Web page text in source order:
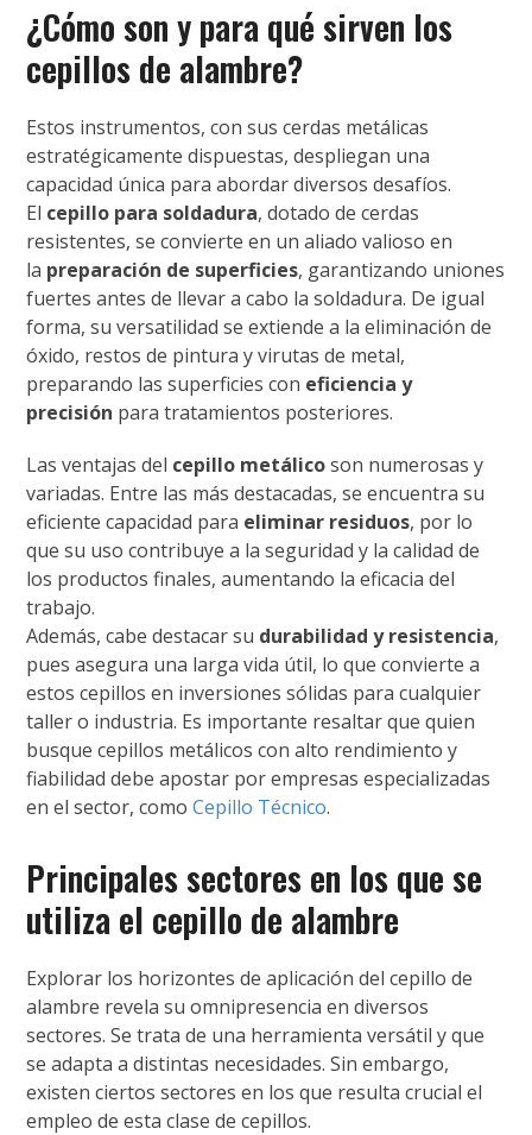
¿Cómo son y para qué sirven los
cepillos de alambre?
Estos instrumentos, con sus cerdas metálicas
estratégicamente dispuestas, despliegan una
capacidad única para abordar diversos desafíos.
El cepillo para soldadura, dotado de cerdas
resistentes, se convierte en un aliado valioso en
la preparación de superficies, garantizando uniones
fuertes antes de llevar a cabo la soldadura. De igual
forma, su versatilidad se extiende a la eliminación de
óxido, restos de pintura y virutas de metal,
preparando las superficies con eficiencia y
precisión para tratamientos posteriores.
Las ventajas del cepillo metálicoson numerosas y
variadas. Entre las más destacadas, se encuentra su
eficiente capacidad para eliminar residuos, por lo
que su uso contribuye a la seguridad y la calidad de
los productos finales, aumentando la eficacia del
trabajo.
Además, cabe destacar su durabilidad y resistencia,
pues asegura una larga vida útil, lo que convierte a
estos cepillos en inversiones sólidas para cualquier
taller o industria. Es importante resaltar que quien
busque cepillos metálicos con alto rendimiento y
fiabilidad debe apostar por empresas especializadas
en el sector, como Cepillo Técnico.
Principales sectores en los que se
utiliza el cepillo de alambre
Explorar los horizontes de aplicación del cepillo de
alambre revela su omnipresencia en diversos
sectores. Se trata de una herramienta versátil y que
se adapta a distintas necesidades. Sin embargo,
existen ciertos sectores en los que resulta crucial el
empleo de esta clase de cepillos.